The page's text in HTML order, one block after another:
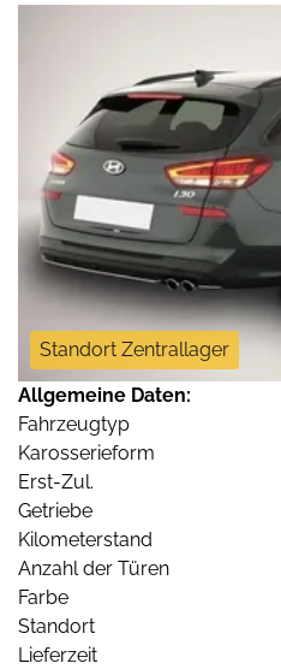
Standort Zentrallager
Allgemeine Daten:
Fahrzeugtyp
Karosserieform
Erst-Zul.
Getriebe
Kilometerstand
Anzahl der Türen
Farbe
Standort
Lieferzeit